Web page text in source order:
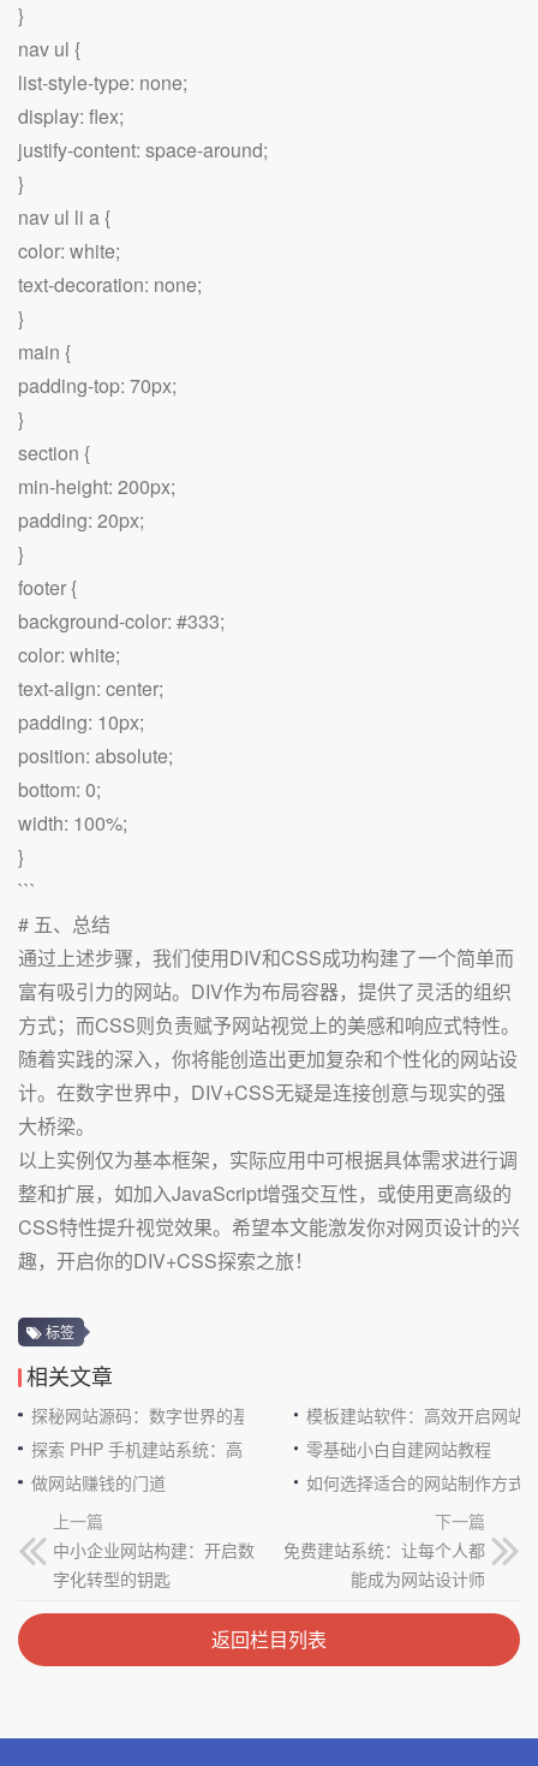
}
nav ul {
list-style-type: none;
display: flex;
justify-content: space-around;
}
nav ul li a {
color: white;
text-decoration: none;
}
main {
padding-top: 70px;
}
section {
min-height: 200px;
padding: 20px;
}
footer {
background-color: #333;
color: white;
text-align: center;
padding: 10px;
position: absolute;
bottom: 0;
width: 100%;
}
```
# 五、总结
通过上述步骤，我们使用DIV和CSS成功构建了一个简单而
富有吸引力的网站。DIV作为布局容器，提供了灵活的组织
方式；而CSS则负责赋予网站视觉上的美感和响应式特性。
随着实践的深入，你将能创造出更加复杂和个性化的网站设
计。在数字世界中，DIV+CSS无疑是连接创意与现实的强
大桥梁。
以上实例仅为基本框架，实际应用中可根据具体需求进行调
整和扩展，如加入JavaScript增强交互性，或使用更高级的
CSS特性提升视觉效果。希望本文能激发你对网页设计的兴
趣，开启你的DIV+CSS探索之旅！
标签
相关文章
探秘网站源码：数字世界的基石
模板建站软件：高效开启网站
探索 PHP 手机建站系统：高效与便捷的完美结合零基础小白自建网站教程
做网站赚钱的门道
如何选择适合的网站制作方式
上一篇
中小企业网站构建：开启数
字化转型的钥匙
下一篇
免费建站系统：让每个人都
能成为网站设计师
返回栏目列表